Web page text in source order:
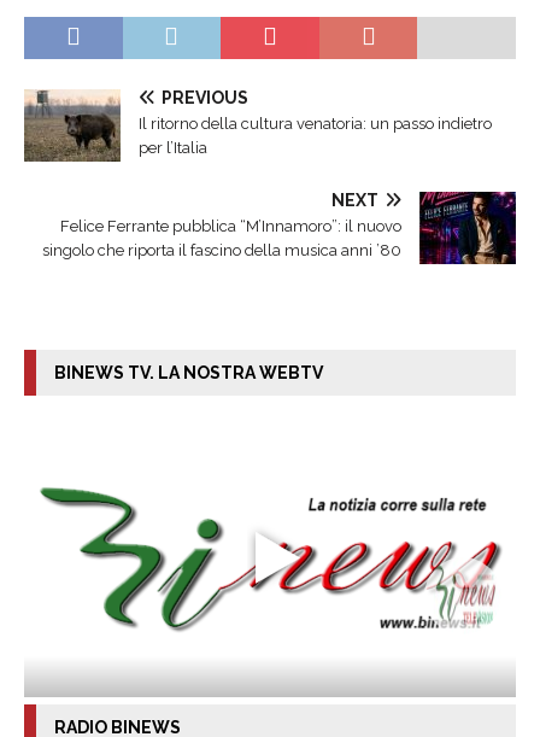
PREVIOUS
Il ritorno della cultura venatoria: un passo indietro
per l’Italia
NEXT
Felice Ferrante pubblica “M’Innamoro”: il nuovo
singolo che riporta il fascino della musica anni ’80
BINEWS TV. LA NOSTRA WEBTV
RADIO BINEWS